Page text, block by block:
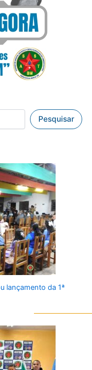
Pesquisar
lançamento da 1ª